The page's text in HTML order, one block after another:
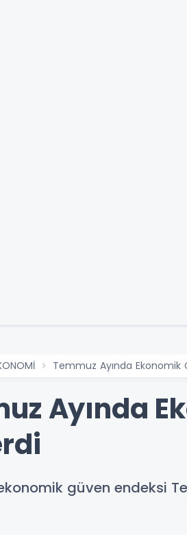
Temmuz Ayında Ekonomik
Ayında
güven endeksi